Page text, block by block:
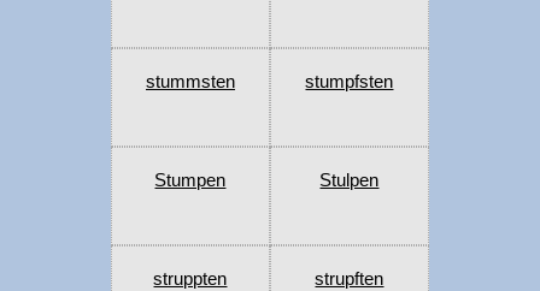
stummsten stumpfsten
Stumpen Stulpen
struppten strupften